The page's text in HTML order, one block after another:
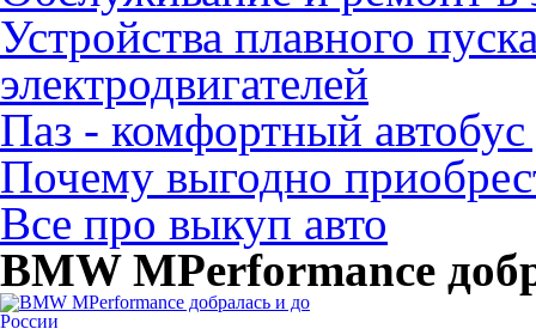
Устройства плавного
электродвигателей
Паз - комфортный
Почему выгодно
Все про выкуп авто
BMW MPerformance